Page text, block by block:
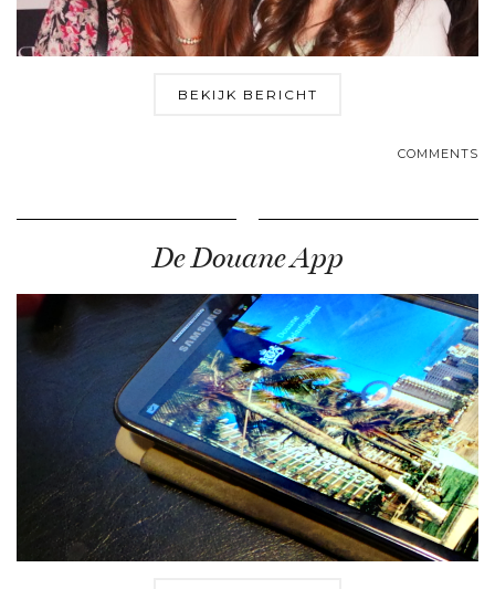
BEKIJK BERICHT
COMMENTS
De Douane App